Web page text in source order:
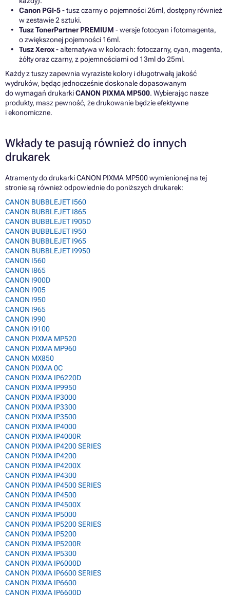
Canon PGI-5- tusz czarny o pojemności 26ml, dostępny również
w zestawie 2 sztuki.
Tusz TonerPartner PREMIUM - wersje fotocyan i fotomagenta,
o zwiększonej pojemności 16ml.
Tusz Xerox- alternatywa w kolorach: fotoczarny, cyan, magenta,
żółty oraz czarny, z pojemnościami od 13ml do 25ml.
Każdy z tuszy zapewnia wyraziste kolory i długotrwałą jakość
wydruków, będąc jednocześnie doskonale dopasowanym
do wymagań drukarkiCANON PIXMA MP500. Wybierając nasze
produkty, masz pewność, że drukowanie będzie efektywne
i ekonomiczne.
Wkłady te pasują również do innych
drukarek
Atramenty do drukarki CANON PIXMA MP500 wymienionej na tej
stronie są również odpowiednie do poniższych drukarek:
CANON BUBBLEJET I560
CANON BUBBLEJET I865
CANON BUBBLEJET I905D
CANON BUBBLEJET I950
CANON BUBBLEJET I965
CANON BUBBLEJET I9950
CANON I560
CANON I865
CANON I900D
CANON I905
CANON I950
CANON I965
CANON I990
CANON I9100
CANON PIXMA MP520
CANON PIXMA MP960
CANON MX850
CANON PIXMA 0C
CANON PIXMA IP6220D
CANON PIXMA IP9950
CANON PIXMA IP3000
CANON PIXMA IP3300
CANON PIXMA IP3500
CANON PIXMA IP4000
CANON PIXMA IP4000R
CANON PIXMA IP4200 SERIES
CANON PIXMA IP4200
CANON PIXMA IP4200X
CANON PIXMA IP4300
CANON PIXMA IP4500 SERIES
CANON PIXMA IP4500
CANON PIXMA IP4500X
CANON PIXMA IP5000
CANON PIXMA IP5200 SERIES
CANON PIXMA IP5200
CANON PIXMA IP5200R
CANON PIXMA IP5300
CANON PIXMA IP6000D
CANON PIXMA IP6600 SERIES
CANON PIXMA IP6600
CANON PIXMA IP6600D